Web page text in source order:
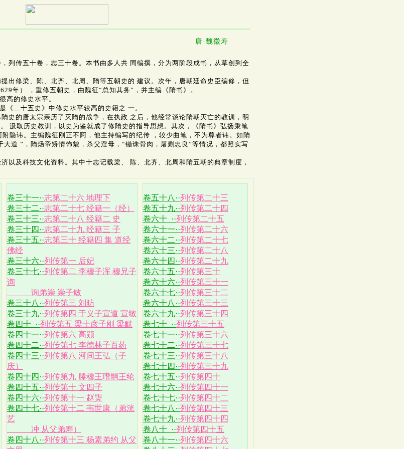
唐·魏徵寿
列传五十卷，志三十卷。本书由多人共 同编撰，分为两阶段成书，从草创到全
修梁、陈、北齐、北周、隋等五朝史的 建议。次年，唐朝廷命史臣编修，但
年） ，重修五朝史，由魏征“总知其务”，并主编《隋书》。
高的修史水平。
二十五史》中修史水平较高的史籍之 一。
史的唐太宗亲历了灭隋的战争，在执政 之后，他经常谈论隋朝灭亡的教训，明
汲取历史教训，以史为鉴就成了修隋史的指导思想。其次，《隋书》弘扬秉笔
隐讳。主编魏征刚正不阿，他主持编写的纪传 ，较少曲笔，不为尊者讳。如隋
大道 ”，隋炀帝矫情饰貌，杀父淫母，“锄诛骨肉，屠剿忠良”等情况，都照实写
以及科技文化资料。其中十志记载梁、 陈、北齐、北周和隋五朝的典章制度，
卷三十一··志第二十六 地理下
卷三十二··志第二十七 经籍一（经）
卷三十三··志第二十八 经籍二 史
卷三十四··志第二十九 经籍三 子
卷三十五··志第三十 经籍四 集 道经
佛经
卷三十六··列传第一 后妃
卷三十七··列传第二 李穆子浑 穆兄子
询
询弟崇 崇子敏
卷三十八··列传第三 刘昉
卷三十九··列传第四 于义子宣道 宣敏
卷四十 ··列传第五 梁士彦子刚 梁默
卷四十一··列传第六 高颎
卷四十二··列传第七 李德林子百药
卷四十三··列传第八 河间王弘（子
庆）
卷四十四··列传第九 滕穆王瓚嗣王纶
卷四十五··列传第十 文四子
卷四十六··列传第十一 赵煚
卷四十七··列传第十二 韦世康（弟洸
艺
冲 从父弟寿）
卷四十八··列传第十三 杨素弟约 从父
卷五十八··列传第二十三
卷五十九··列传第二十四
卷六十 ··列传第二十五
卷六十一··列传第二十六
卷六十二··列传第二十七
卷六十三··列传第二十八
卷六十四··列传第二十九
卷六十五··列传第三十
卷六十六··列传第三十一
卷六十七··列传第三十二
卷六十八··列传第三十三
卷六十九··列传第三十四
卷七十 ··列传第三十五
卷七十一··列传第三十六
卷七十二··列传第三十七
卷七十三··列传第三十八
卷七十四··列传第三十九
卷七十五··列传第四十
卷七十六··列传第四十一
卷七十七··列传第四十二
卷七十八··列传第四十三
卷七十九··列传第四十四
卷八十 ··列传第四十五
卷八十一··列传第四十六